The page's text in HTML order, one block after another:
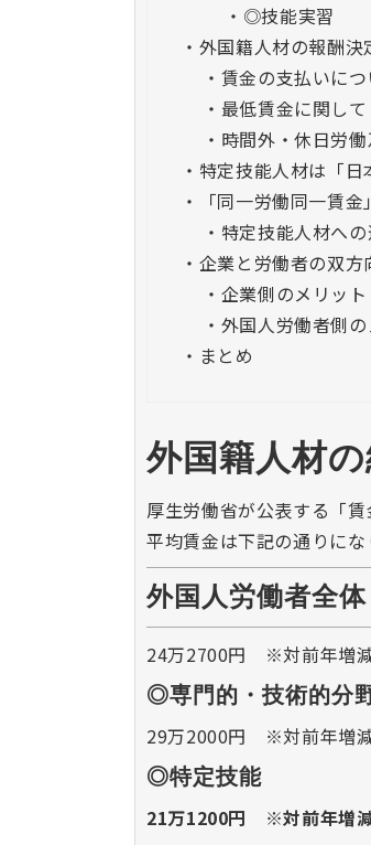
・ ◎技能実習
・ 外国籍人材の報酬
・ 賃金の支払いにつ
・ 最低賃金に関して
・ 時間外・休日労
・ 特定技能人材は「
・
「同一労働同一賃
・ 特定技能人材へ
・ 企業と労働者の双方
・ 企業側のメリット
・ 外国人労働者側
・ まとめ
外国籍人材
厚生労働省が公表する「
平均賃金は下記の通りにな
外国人労働者全体
24万2700円 ※対前年増
◎専門的・技術的分
29万2000円 ※対前年増
◎特定技能
21万1200円 ※対前年増